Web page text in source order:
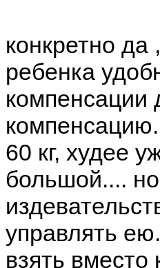
конкретно
ребенка
компенсации
60 кг, худее
большой....
управлять
взять вместо